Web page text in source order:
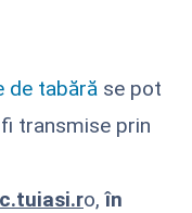
de tabără se pot
transmise prin
o,în